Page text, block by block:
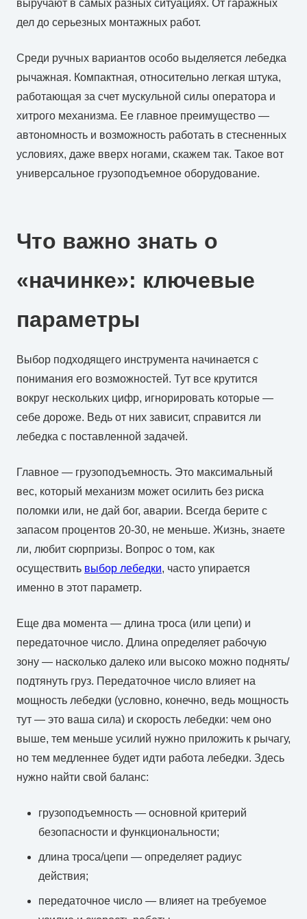
выручают в самых разных ситуациях. От гаражных
дел до серьезных монтажных работ.
Среди ручных вариантов особо выделяется лебедка
рычажная. Компактная, относительно легкая штука,
работающая за счет мускульной силы оператора и
хитрого механизма. Ее главное преимущество —
автономность и возможность работать в стесненных
условиях, даже вверх ногами, скажем так. Такое вот
универсальное грузоподъемное оборудование.
Что важно знать о
«начинке»: ключевые
параметры
Выбор подходящего инструмента начинается с
понимания его возможностей. Тут все крутится
вокруг нескольких цифр, игнорировать которые —
себе дороже. Ведь от них зависит, справится ли
лебедка с поставленной задачей.
Главное — грузоподъемность. Это максимальный
вес, который механизм может осилить без риска
поломки или, не дай бог, аварии. Всегда берите с
запасом процентов 20-30, не меньше. Жизнь, знаете
ли, любит сюрпризы. Вопрос о том, как
осуществить выбор лебедки, часто упирается
именно в этот параметр.
Еще два момента — длина троса (или цепи) и
передаточное число. Длина определяет рабочую
зону — насколько далеко или высоко можно поднять/
подтянуть груз. Передаточное число влияет на
мощность лебедки (условно, конечно, ведь мощность
тут — это ваша сила) и скорость лебедки: чем оно
выше, тем меньше усилий нужно приложить к рычагу,
но тем медленнее будет идти работа лебедки. Здесь
нужно найти свой баланс:
грузоподъемность — основной критерий
безопасности и функциональности;
длина троса/цепи — определяет радиус
действия;
передаточное число — влияет на требуемое